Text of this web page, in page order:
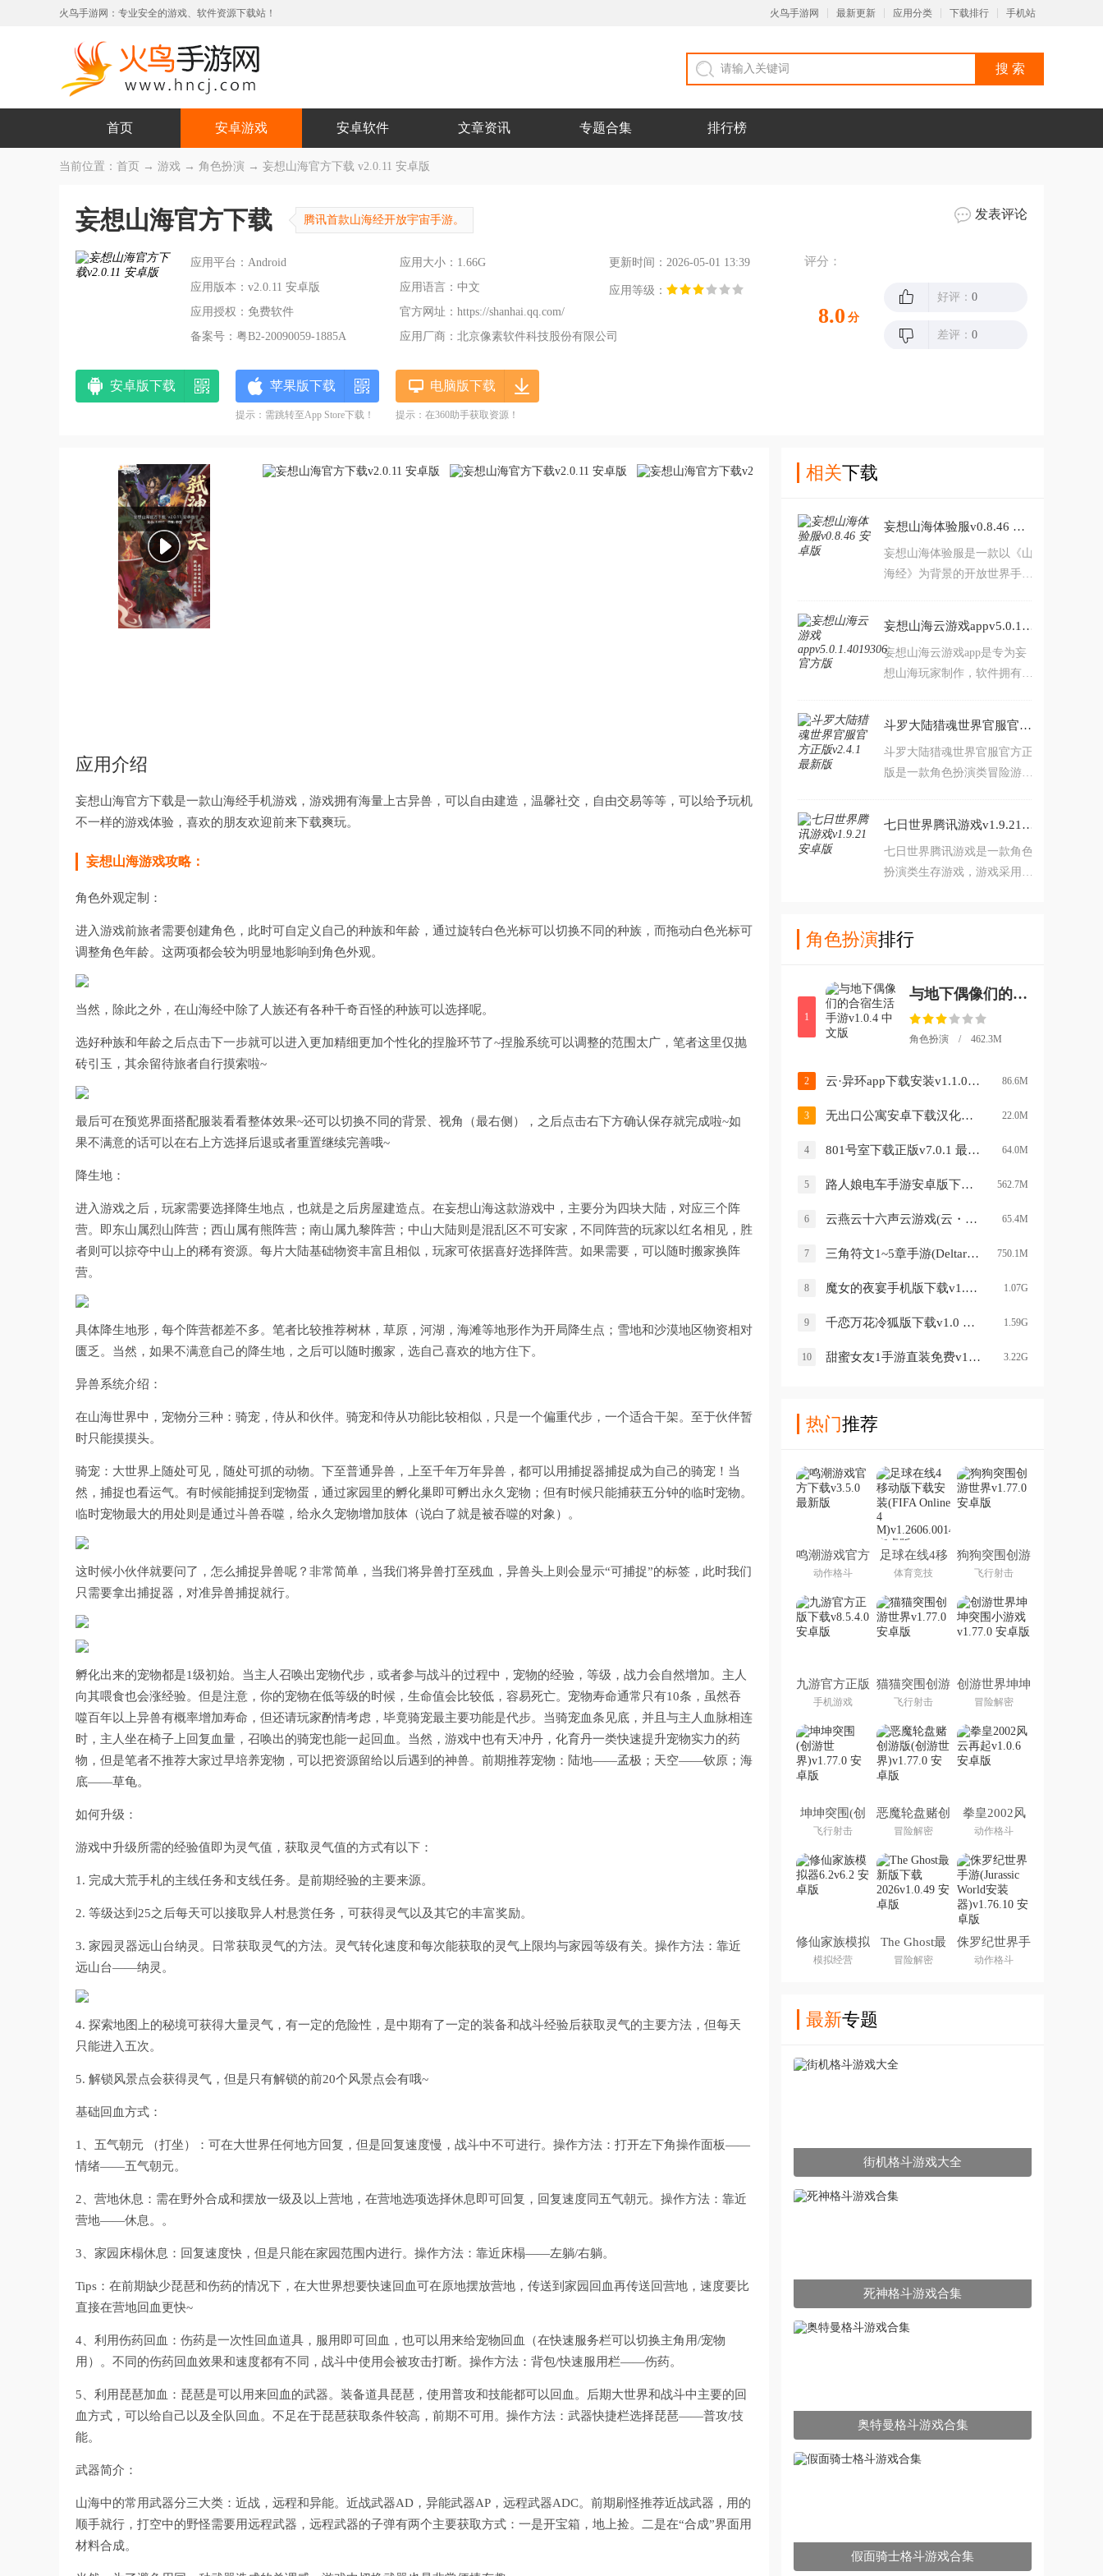
火鸟手游网：专业安全的游戏、软件资源下载站！ 火鸟手游网 最新更新 应用分类 下载排行 手机站
首页 安卓游戏 安卓软件 文章资讯 专题合集 排行榜
当前位置： 首页 → 游戏 → 角色扮演 → 妄想山海官方下载 v2.0.11 安卓版
妄想山海官方下载 腾讯首款山海经开放宇宙手游。 发表评论
应用平台：Android 应用大小：1.66G
更新时间：2026-05-01 13:39
应用版本：v2.0.11 安卓版
应用语言：中文
应用等级：
应用授权：免费软件
官方网址： https://shanhai.qq.com/
备案号：粤B2-20090059-1885A
应用厂商：北京像素软件科技股份有限公司
评分：
8.0 分
好评： 0
差评： 0
安卓版下载 苹果版下载
提示：需跳转至App Store下载！
电脑版下载
提示：在360助手获取资源！
应用介绍
妄想山海官方下载是一款山海经手机游戏，游戏拥有海量上古异兽，可以自由建造，温馨社交，自由交易等等，可以给予玩机
不一样的游戏体验，喜欢的朋友欢迎前来下载爽玩。
妄想山海游戏攻略：
角色外观定制：
进入游戏前旅者需要创建角色，此时可自定义自己的种族和年龄，通过旋转白色光标可以切换不同的种族，而拖动白色光标可
调整角色年龄。这两项都会较为明显地影响到角色外观。
当然，除此之外，在山海经中除了人族还有各种千奇百怪的种族可以选择呢。
选好种族和年龄之后点击下一步就可以进入更加精细更加个性化的捏脸环节了~捏脸系统可以调整的范围太广，笔者这里仅抛
砖引玉，其余留待旅者自行摸索啦~
最后可在预览界面搭配服装看看整体效果~还可以切换不同的背景、视角（最右侧），之后点击右下方确认保存就完成啦~如
果不满意的话可以在右上方选择后退或者重置继续完善哦~
降生地：
进入游戏之后，玩家需要选择降生地点，也就是之后房屋建造点。在妄想山海这款游戏中，主要分为四块大陆，对应三个阵
营。即东山属烈山阵营；西山属有熊阵营；南山属九黎阵营；中山大陆则是混乱区不可安家，不同阵营的玩家以红名相见，胜
者则可以掠夺中山上的稀有资源。每片大陆基础物资丰富且相似，玩家可依据喜好选择阵营。如果需要，可以随时搬家换阵
营。
具体降生地形，每个阵营都差不多。笔者比较推荐树林，草原，河湖，海滩等地形作为开局降生点；雪地和沙漠地区物资相对
匮乏。当然，如果不满意自己的降生地，之后可以随时搬家，选自己喜欢的地方住下。
异兽系统介绍：
在山海世界中，宠物分三种：骑宠，侍从和伙伴。骑宠和侍从功能比较相似，只是一个偏重代步，一个适合干架。至于伙伴暂
时只能摸摸头。
骑宠：大世界上随处可见，随处可抓的动物。下至普通异兽，上至千年万年异兽，都可以用捕捉器捕捉成为自己的骑宠！当
然，捕捉也看运气。有时候能捕捉到宠物蛋，通过家园里的孵化巢即可孵出永久宠物；但有时候只能捕获五分钟的临时宠物。
临时宠物最大的用处则是通过斗兽吞噬，给永久宠物增加肢体（说白了就是被吞噬的对象）。
这时候小伙伴就要问了，怎么捕捉异兽呢？非常简单，当我们将异兽打至残血，异兽头上则会显示“可捕捉”的标签，此时我们
只需要拿出捕捉器，对准异兽捕捉就行。
孵化出来的宠物都是1级初始。当主人召唤出宠物代步，或者参与战斗的过程中，宠物的经验，等级，战力会自然增加。主人
向其喂食也会涨经验。但是注意，你的宠物在低等级的时候，生命值会比较低，容易死亡。宠物寿命通常只有10条，虽然吞
噬百年以上异兽有概率增加寿命，但还请玩家酌情考虑，毕竟骑宠最主要功能是代步。当骑宠血条见底，并且与主人血脉相连
时，主人坐在椅子上回复血量，召唤出的骑宠也能一起回血。当然，游戏中也有天冲丹，化育丹一类快速提升宠物实力的药
物，但是笔者不推荐大家过早培养宠物，可以把资源留给以后遇到的神兽。前期推荐宠物：陆地——孟极；天空——钦原；海
底——草龟。
如何升级：
游戏中升级所需的经验值即为灵气值，获取灵气值的方式有以下：
1. 完成大荒手札的主线任务和支线任务。是前期经验的主要来源。
2. 等级达到25之后每天可以接取异人村悬赏任务，可获得灵气以及其它的丰富奖励。
3. 家园灵器远山台纳灵。日常获取灵气的方法。灵气转化速度和每次能获取的灵气上限均与家园等级有关。操作方法：靠近
远山台——纳灵。
4. 探索地图上的秘境可获得大量灵气，有一定的危险性，是中期有了一定的装备和战斗经验后获取灵气的主要方法，但每天
只能进入五次。
5. 解锁风景点会获得灵气，但是只有解锁的前20个风景点会有哦~
基础回血方式：
1、五气朝元 （打坐）：可在大世界任何地方回复，但是回复速度慢，战斗中不可进行。操作方法：打开左下角操作面板——
情绪——五气朝元。
2、营地休息：需在野外合成和摆放一级及以上营地，在营地选项选择休息即可回复，回复速度同五气朝元。操作方法：靠近
营地——休息。。
3、家园床榻休息：回复速度快，但是只能在家园范围内进行。操作方法：靠近床榻——左躺/右躺。
Tips：在前期缺少琵琶和伤药的情况下，在大世界想要快速回血可在原地摆放营地，传送到家园回血再传送回营地，速度要比
直接在营地回血更快~
4、利用伤药回血：伤药是一次性回血道具，服用即可回血，也可以用来给宠物回血（在快速服务栏可以切换主角用/宠物
用）。不同的伤药回血效果和速度都有不同，战斗中使用会被攻击打断。操作方法：背包/快速服用栏——伤药。
5、利用琵琶加血：琵琶是可以用来回血的武器。装备道具琵琶，使用普攻和技能都可以回血。后期大世界和战斗中主要的回
血方式，可以给自己以及全队回血。不足在于琵琶获取条件较高，前期不可用。操作方法：武器快捷栏选择琵琶——普攻/技
能。
武器简介：
山海中的常用武器分三大类：近战，远程和异能。近战武器AD，异能武器AP，远程武器ADC。前期刷怪推荐近战武器，用的
顺手就行，打空中的野怪需要用远程武器，远程武器的子弹有两个主要获取方式：一是开宝箱，地上捡。二是在“合成”界面用
材料合成。
相关下载
妄想山海体验服v0.8.46 安卓版
妄想山海体验服是一款以《山
海经》为背景的开放世界手
界，不仅可以狩猎捕捉，甚至
可以吞噬无限进化。游戏真正
地满足了很多玩家对于山海经
部分元素都是来源于山海经。
妄想山海云游戏appv5.0.1.4019306 官方版
妄想山海云游戏app是专为妄
想山海玩家制作，软件拥有超
更棒的游戏体验，欢迎前来下
载爽玩。
斗罗大陆猎魂世界官服官方正版v2.4.1 最新版
斗罗大陆猎魂世界官服官方正
版是一款角色扮演类冒险游
陆扮演一名魂师，在这里你将
与各位原作中的经典角色一同
展开冒险，十分有趣。对乙丑
玩。
七日世界腾讯游戏v1.9.21 安卓版
七日世界腾讯游戏是一款角色
扮演类生存游戏，游戏采用3
需要收集各种资源，建设家园
趣的玩家不要错过，欢迎大家
在本站下载游玩。
角色扮演排行
1
与地下偶像们的合宿生活手游v1.0.4 中文版
角色扮演 / 462.3M
2 云·异环app下载安装v1.1.0 最新版 86.6M
3 无出口公寓安卓下载汉化版2026v1.5.0 中文版 22.0M
4 801号室下载正版v7.0.1 最新版 64.0M
5 路人娘电车手游安卓版下载v1.0.0 最新版 562.7M
6 云燕云十六声云游戏(云・燕云十六声)v1.2.3 安卓版 65.4M
7 三角符文1~5章手游(Deltarune)v6.0.0 安卓版 750.1M
8 魔女的夜宴手机版下载v1.0 安卓版 1.07G
9 千恋万花冷狐版下载v1.0 手机版 1.59G
10 甜蜜女友1手游直装免费v1.0 安卓版 3.22G
热门推荐
鸣潮游戏官方
下载
动作格斗
足球在线4移
动版下载安装
(FIFA Online
4 M)
体育竞技
狗狗突围创游
世界
飞行射击
九游官方正版
下载
手机游戏
猫猫突围创游
世界
飞行射击
创游世界坤坤
突围小游戏
冒险解密
坤坤突围(创
游世界)
飞行射击
恶魔轮盘赌创
游版(创游世
界)
冒险解密
拳皇2002风
云再起
动作格斗
修仙家族模拟
器6.2
模拟经营
The Ghost最
新版下载
2026
冒险解密
侏罗纪世界手
游(Jurassic
World安装器)
动作格斗
最新专题
街机格斗游戏大全
死神格斗游戏合集
奥特曼格斗游戏合集
假面骑士格斗游戏合集